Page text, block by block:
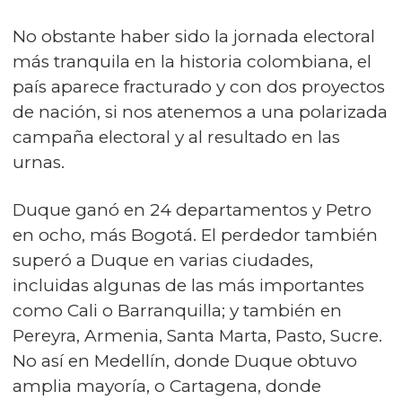
No obstante haber sido la jornada electoral
más tranquila en la historia colombiana, el
país aparece fracturado y con dos proyectos
de nación, si nos atenemos a una polarizada
campaña electoral y al resultado en las
urnas.
Duque ganó en 24 departamentos y Petro
en ocho, más Bogotá. El perdedor también
superó a Duque en varias ciudades,
incluidas algunas de las más importantes
como Cali o Barranquilla; y también en
Pereyra, Armenia, Santa Marta, Pasto, Sucre.
No así en Medellín, donde Duque obtuvo
amplia mayoría, o Cartagena, donde